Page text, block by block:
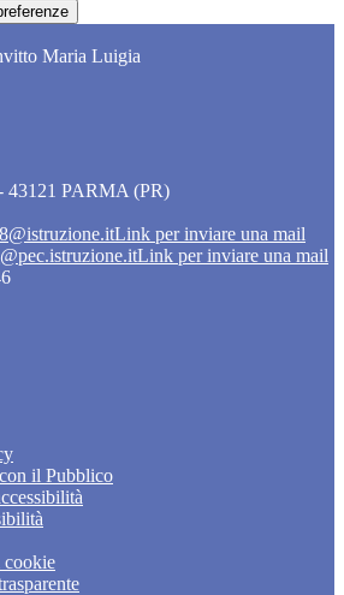
Maria Luigia
43121 PARMA (PR)
Link per inviare una mail
Link per inviare una mail
il Pubblico
cookie